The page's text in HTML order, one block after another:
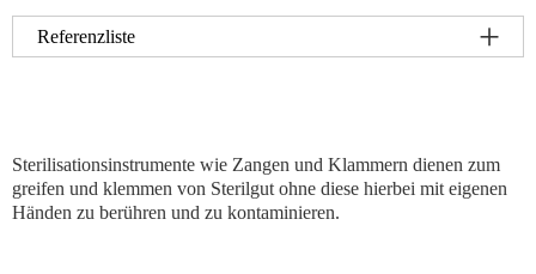
Referenzliste
Sterilisationsinstrumente wie Zangen und Klammern dienen zum
greifen und klemmen von Sterilgut ohne diese hierbei mit eigenen
Händen zu berühren und zu kontaminieren.